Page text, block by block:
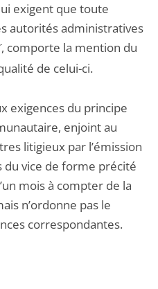
exigent que toute
autorités administratives
, comporte la mention du
de celui-ci.
exigences du principe
enjoint au
litigieux par l’émission
vice de forme précité
mois à compter de la
n’ordonne pas le
correspondantes.